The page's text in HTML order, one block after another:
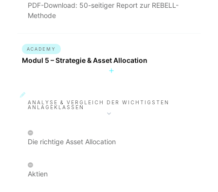
PDF-Download: 50-seitiger Report zur REBELL-
Methode
ACADEMY
Modul 5 – Strategie & Asset Allocation
ANALYSE & VERGLEICH DER WICHTIGSTEN
ANLAGEKLASSEN
Die richtige Asset Allocation
Aktien